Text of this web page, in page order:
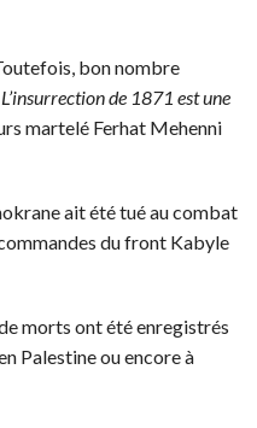
bon nombre
L’insurrection de 1871 est une
martelé Ferhat Mehenni
ait été tué au combat
du front Kabyle
morts ont été enregistrés
Palestine ou encore à